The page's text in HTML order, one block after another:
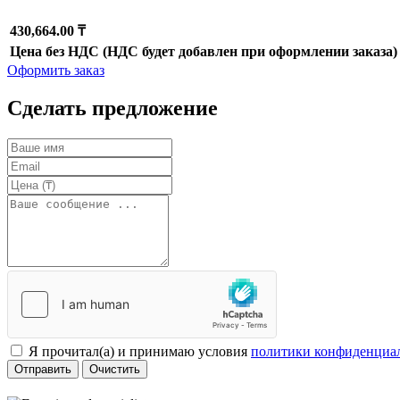
430,664.00 ₸
Цена без НДС (НДС будет добавлен при оформлении заказа)
Оформить заказ
Сделать предложение
Я прочитал(а) и принимаю условия политики
Отправить Очистить